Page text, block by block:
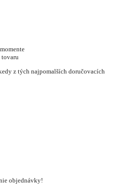
z tých najpomalších doručovacích
objednávky!